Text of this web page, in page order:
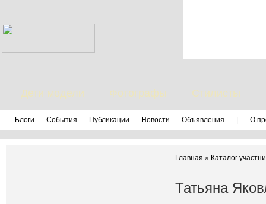
Дети модели Фотографы Стилисты
Блоги События Публикации Новости Объявления О
Главная » Каталог
Татьяна